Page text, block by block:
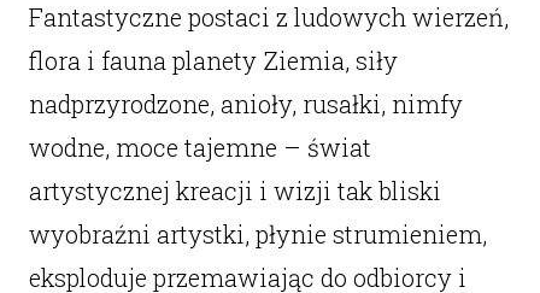
Fantastyczne postaci z ludowych wierzeń,
flora i fauna planety Ziemia, siły
nadprzyrodzone, anioły, rusałki, nimfy
wodne, moce tajemne – świat
artystycznej kreacji i wizji tak bliski
wyobraźni artystki, płynie strumieniem,
eksploduje przemawiając do odbiorcy i